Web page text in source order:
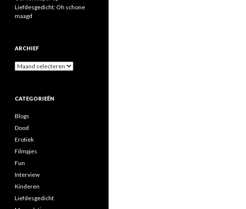
Liefdesgedicht: Oh schone
maagd
ARCHIEF
A
i
f
CATEGORIEËN
Blogs
Dood
Erotiek
Filmpjes
Fun
Interview
Kinderen
Liefdesgedicht